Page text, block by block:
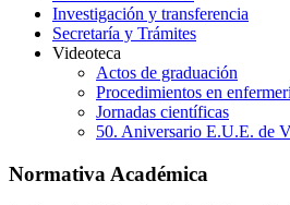
Investigación y transferencia
Secretaría y Trámites
Videoteca
Actos de graduación
Procedimientos en
Jornadas científicas
50. Aniversario E.U.E. de
Normativa Académica